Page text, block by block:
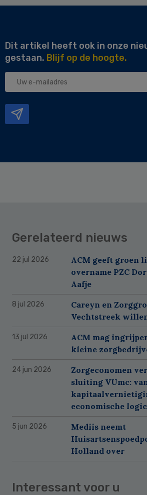
Dit artikel heeft ook in onze
gestaan. Blijf op de hoogte.
Uw
Gerelateerd nieuws
22 jul 2026
ACM geeft groen
overname PZC
Aafje
8 jul 2026
Careyn en
Vechtstreek
13 jul 2026
ACM mag
kleine
24 jun 2026
Zorgeconomen
sluiting VUmc:
economische
5 jun 2026
Mediis neemt
Holland over
Interessant voor u